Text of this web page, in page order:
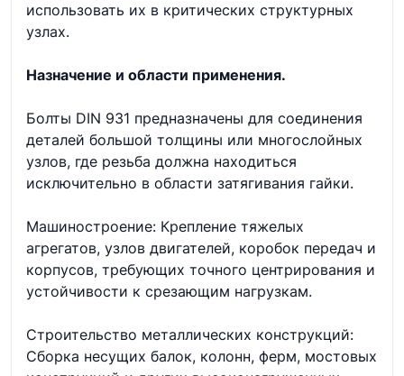
использовать их в критических структурных
узлах.
Назначение и области применения.
Болты DIN 931 предназначены для соединения
деталей большой толщины или многослойных
узлов, где резьба должна находиться
исключительно в области затягивания гайки.
Машиностроение: Крепление тяжелых
агрегатов, узлов двигателей, коробок передач и
корпусов, требующих точного центрирования и
устойчивости к срезающим нагрузкам.
Строительство металлических конструкций:
Сборка несущих балок, колонн, ферм, мостовых